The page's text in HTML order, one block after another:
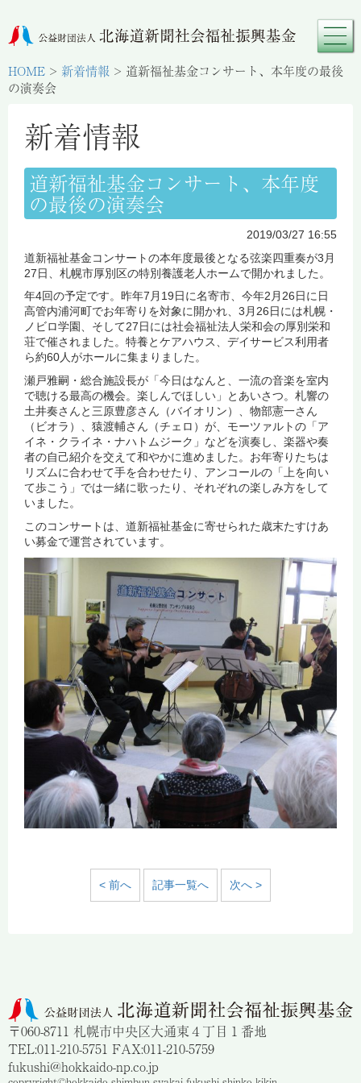
HOME > 新着情報 > 道新福祉基金コンサート、本年度の最後
の演奏会
新着情報
道新福祉基金コンサート、本年度
の最後の演奏会
2019/03/27 16:55
道新福祉基金コンサートの本年度最後となる弦楽四重奏が3月
27日、札幌市厚別区の特別養護老人ホームで開かれました。
年4回の予定です。昨年7月19日に名寄市、今年2月26日に日
高管内浦河町でお年寄りを対象に開かれ、3月26日には札幌・
ノビロ学園、そして27日には社会福祉法人栄和会の厚別栄和
荘で催されました。特養とケアハウス、デイサービス利用者
ら約60人がホールに集まりました。
瀬戸雅嗣・総合施設長が「今日はなんと、一流の音楽を室内
で聴ける最高の機会。楽しんでほしい」とあいさつ。札響の
土井奏さんと三原豊彦さん（バイオリン）、物部憲一さん
（ビオラ）、猿渡輔さん（チェロ）が、モーツァルトの「ア
イネ・クライネ・ナハトムジーク」などを演奏し、楽器や奏
者の自己紹介を交えて和やかに進めました。お年寄りたちは
リズムに合わせて手を合わせたり、アンコールの「上を向い
て歩こう」では一緒に歌ったり、それぞれの楽しみ方をして
いました。
このコンサートは、道新福祉基金に寄せられた歳末たすけあ
い募金で運営されています。
< 前へ 記事一覧へ 次へ >
〒060-8711 札幌市中央区大通東４丁目１番地
TEL:011-210-5751 FAX:011-210-5759
fukushi@hokkaido-np.co.jp